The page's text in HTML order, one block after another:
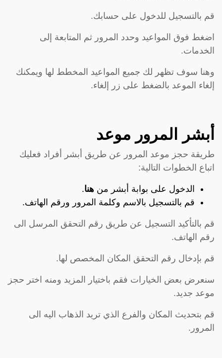
قم بالتسجيل للدخول على حسابك.
اضغط فوق المواعيد وحدد المرور ثم المتابعة إلى
الخدمات.
وهنا سوف تظهر لك جميع المواعيد المخطط لها ويمكنك
إلغاء الموعد بالضغط على زر إلغاء.
أبشر المرور موعد
طريقة حجز موعد المرور عن طريق أبشر أفراد فعليك
اتباع الخطوات التالية:
الدخول على بوابة أبشر من هنا.
قم بالتسجيل بالاسم وكلمة المرور ورقم الهاتف.
قم بالتأكيد التسجيل عن طريق رقم التحقق المرسل الى
رقم الهاتف.
قم بإدخال رقم التحقق المكان المخصص لها.
سنعرض بعض الخيارات فقم باختيار المزيد ومنه اختر حجز
موعد جديد.
قم بتحديث المكان والفرع الذي تريد الذهاب اليه الى
المرور.